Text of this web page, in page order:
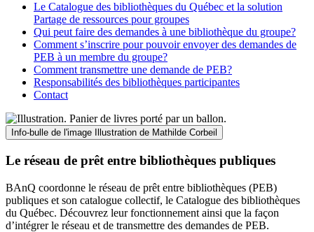
Le Catalogue des bibliothèques du Québec et la solution
Partage de ressources pour groupes
Qui peut faire des demandes à une bibliothèque du groupe?
Comment s’inscrire pour pouvoir envoyer des demandes de
PEB à un membre du groupe?
Comment transmettre une demande de PEB?
Responsabilités des bibliothèques participantes
Contact
Info-bulle de l'image Illustration de Mathilde Corbeil
Le réseau de prêt entre bibliothèques publiques
BAnQ coordonne le réseau de prêt entre bibliothèques (PEB)
publiques et son catalogue collectif, le Catalogue des bibliothèques
du Québec. Découvrez leur fonctionnement ainsi que la façon
d’intégrer le réseau et de transmettre des demandes de PEB.